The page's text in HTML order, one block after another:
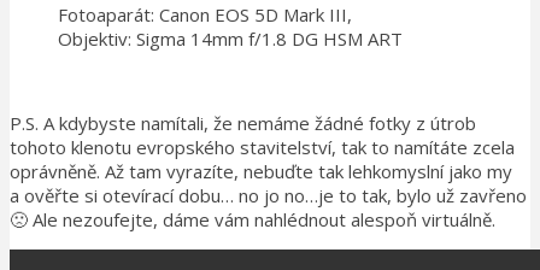
Fotoaparát: Canon EOS 5D Mark III,
Objektiv: Sigma 14mm f/1.8 DG HSM ART
P.S. A kdybyste namítali, že nemáme žádné fotky z útrob
tohoto klenotu evropského stavitelství, tak to namítáte zcela
oprávněně. Až tam vyrazíte, nebuďte tak lehkomyslní jako my
a ověřte si otevírací dobu… no jo no…je to tak, bylo už zavřeno
🙁 Ale nezoufejte, dáme vám nahlédnout alespoň virtuálně.